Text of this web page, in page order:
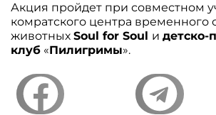
Акция пройдет при совместном
комратского центра временного
животныхSoul for Soul идетско-
клуб «Пилигримы».